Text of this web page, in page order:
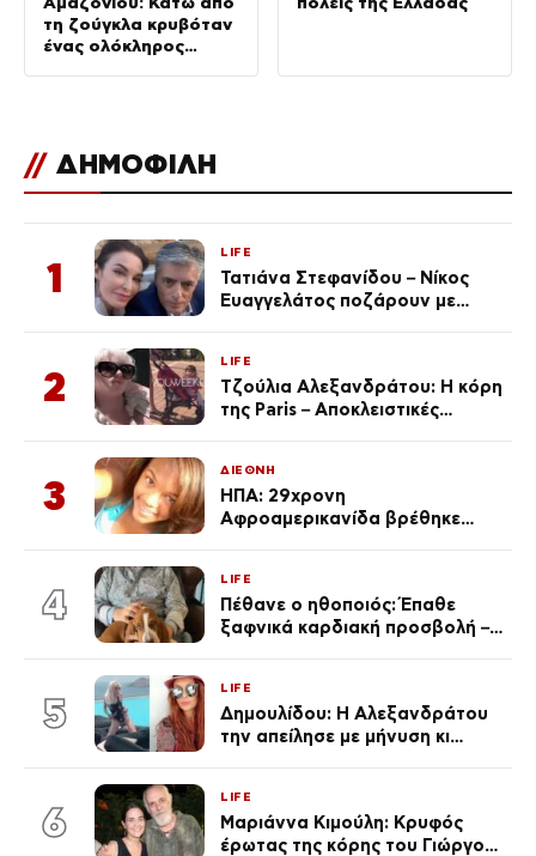
τη ζούγκλα κρυβόταν
ένας ολόκληρος
// ΔΗΜΟΦΙΛΗ
1
LIFE
Τατιάνα Στεφανίδου – Νίκος
Ευαγγελάτος ποζάρουν με
2
LIFE
Τζούλια Αλεξανδράτου: Η κόρη
της Paris – Αποκλειστικές
3
ΔΙΕΘΝΗ
ΗΠΑ: 29χρονη
Αφροαμερικανίδα βρέθηκε
4
LIFE
Πέθανε ο ηθοποιός: Έπαθε
ξαφνικά καρδιακή προσβολή – Η
5
LIFE
Δημουλίδου: Η Αλεξανδράτου
την απείλησε με μήνυση κι
ποια είσαι σοκαρίστικα»
6
LIFE
Μαριάννα Κιμούλη: Κρυφός
έρωτας της κόρης του Γιώργου,